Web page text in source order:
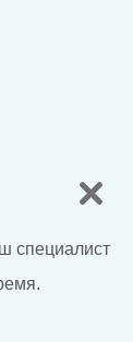
специалист